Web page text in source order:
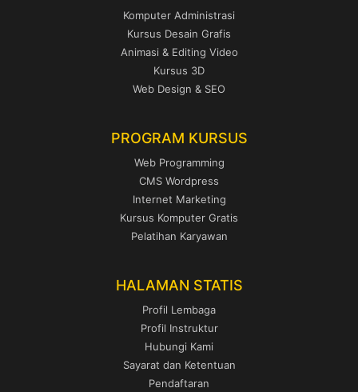
Komputer Administrasi
Kursus Desain Grafis
Animasi & Editing Video
Kursus 3D
Web Design & SEO
PROGRAM KURSUS
Web Programming
CMS Wordpress
Internet Marketing
Kursus Komputer Gratis
Pelatihan Karyawan
HALAMAN STATIS
Profil Lembaga
Profil Instruktur
Hubungi Kami
Sayarat dan Ketentuan
Pendaftaran